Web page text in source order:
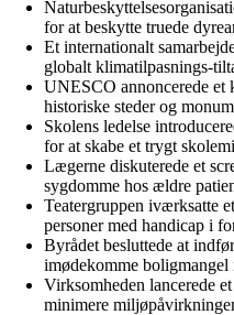
for at beskytte truede
Et internationalt
globalt klimatilpasnings-
UNESCO annoncerede et
historiske steder og
Skolens ledelse
for at skabe et trygt
Lægerne diskuterede et
sygdomme hos ældre
Teatergruppen iværksatte
personer med handicap i
Byrådet besluttede at
imødekomme boligmangel
Virksomheden lancerede
minimere